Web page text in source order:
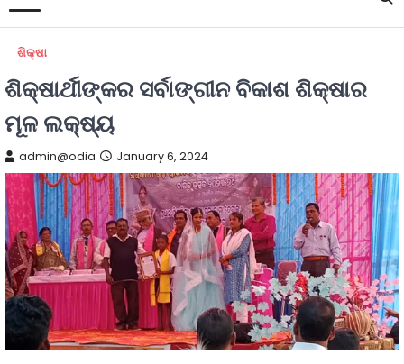
ଶିକ୍ଷା
ଶିକ୍ଷାର୍ଥୀଙ୍କର ସର୍ବାଙ୍ଗୀନ ବିକାଶ ଶିକ୍ଷାର
ମୂଳ ଲକ୍ଷ୍ୟ
admin@odia January 6, 2024